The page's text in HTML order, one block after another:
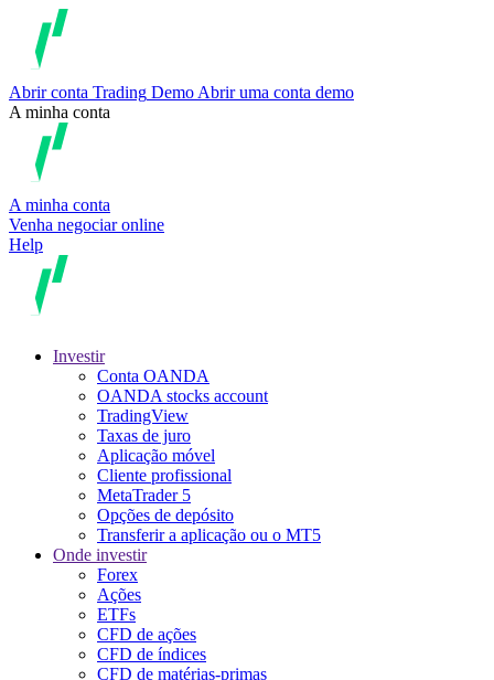
Abrir conta Trading Demo Abrir uma conta demo
A minha conta
A minha conta
Venha negociar online
Help
Investir
Conta OANDA
OANDA stocks account
TradingView
Taxas de juro
Aplicação móvel
Cliente profissional
MetaTrader 5
Opções de depósito
Transferir a aplicação ou o MT5
Onde investir
Forex
Ações
ETFs
CFD de ações
CFD de índices
CFD de matérias-primas